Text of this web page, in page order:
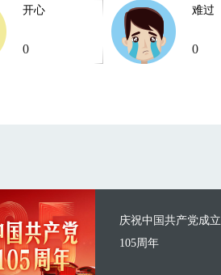
开心
0
难过
0
庆祝中国共产党成立
105周年